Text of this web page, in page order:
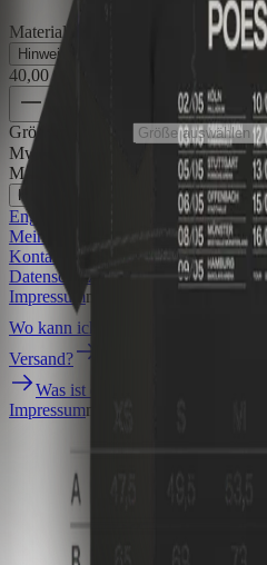
Material 100 % Bio-Baumwolle
Hinweise zur Produktsicherheit
40,00 €
Größe auswählen
MwSt., zzgl. 5,99 € Versandkosten
Material
100 % Bio-Baumwolle
Hinweise zur Produktsicherheit+
English
Meine Bestellung
Bestellung
Kontakt
Datenschutz
AGB
Barrierefreiheit
Impressummit ♥ von
Wo kann ich meine Onlinetickets
Versand?
Was ist der re:sale?
Impressummit ♥ von